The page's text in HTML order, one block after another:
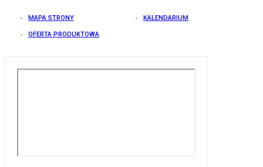
MAPA STRONY KALENDARIUM
OFERTA PRODUKTOWA